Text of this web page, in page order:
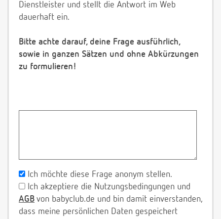
Dienstleister und stellt die Antwort im Web
dauerhaft ein.
Bitte achte darauf, deine Frage ausführlich,
sowie in ganzen Sätzen und ohne Abkürzungen
zu formulieren!
Ich möchte diese Frage anonym stellen.
Ich akzeptiere die Nutzungsbedingungen und
AGB von babyclub.de und bin damit einverstanden,
dass meine persönlichen Daten gespeichert